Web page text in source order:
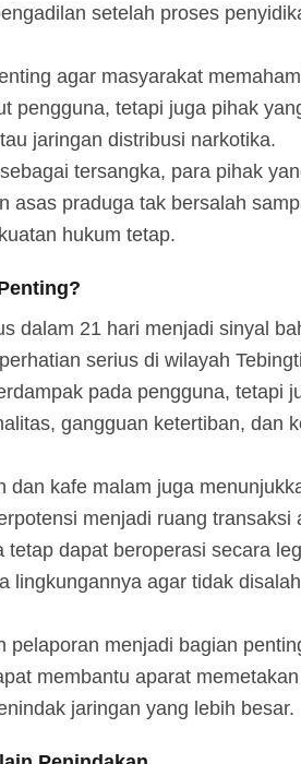
setelah proses
agar masyarakat
pengguna, tetapi juga pihak
jaringan distribusi narkotika.
tersangka, para pihak
asas praduga tak bersalah
hukum tetap.
dalam 21 hari menjadi sinyal
serius di wilayah
pada pengguna, tetapi
gangguan ketertiban, dan
dan kafe malam juga
menjadi ruang transaksi
tetap dapat beroperasi secara
lingkungannya agar tidak
pelaporan menjadi bagian
membantu aparat
jaringan yang lebih besar.